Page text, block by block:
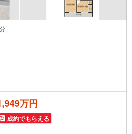
万円
成約でもらえる